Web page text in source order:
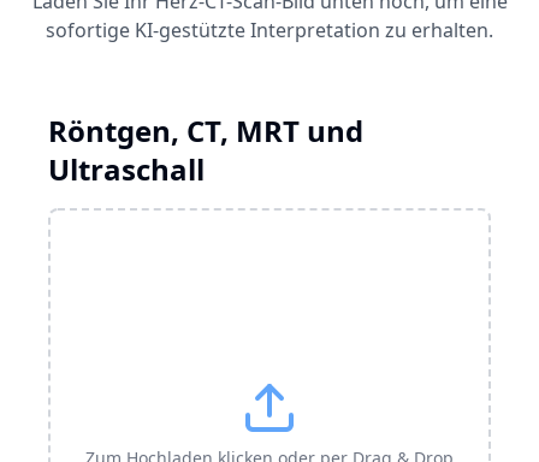
sofortige KI-gestützte Interpretation zu erhalten.
Röntgen, CT, MRT und
Ultraschall